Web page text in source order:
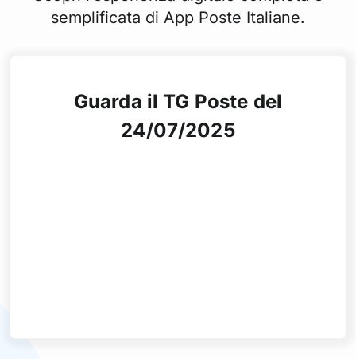
semplificata di App Poste Italiane.
Guarda il TG Poste del
24/07/2025